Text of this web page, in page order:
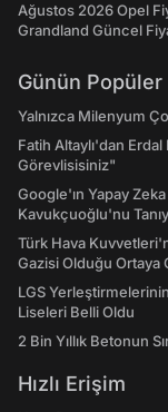
Ağustos 2026 Opel
Grandland Güncel
Günün Popüler
Yalnızca Milenyum
Fatih Altaylı'dan
Görevlisisiniz"
Google'ın Yapay
Kavukçuoğlu'nu
Türk Hava
Gazisi Olduğu Ortaya
LGS
Liseleri Belli Oldu
2 Bin Yıllık Betonun
Hızlı Erişim